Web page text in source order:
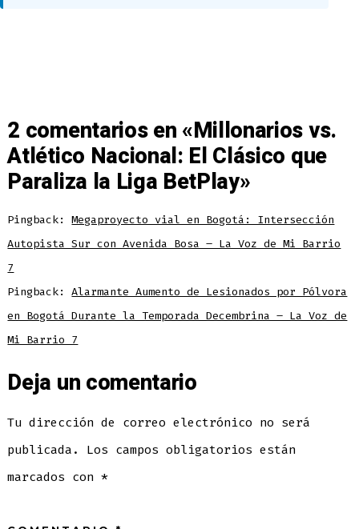
2 comentarios en «Millonarios vs.
Atlético Nacional: El Clásico que
Paraliza la Liga BetPlay»
Pingback:Megaproyecto vial en Bogotá: Intersección
Autopista Sur con Avenida Bosa – La Voz de Mi Barrio
7
Pingback:Alarmante Aumento de Lesionados por Pólvora
en Bogotá Durante la Temporada Decembrina – La Voz de
Mi Barrio 7
Deja un comentario
Tu dirección de correo electrónico no será
publicada.
Los campos obligatorios están
marcados con*